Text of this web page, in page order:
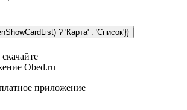
? 'Карта' : 'Список'}}
Obed.ru
приложение